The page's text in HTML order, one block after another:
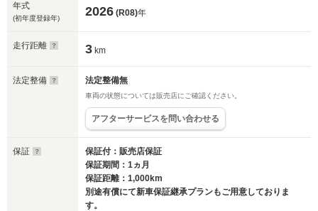
年式
(初年度登録年) 2026 (R08)年
走行距離 3 km
法定整備 法定整備無
車両の状態については販売店にご確認ください。
アフターサービスを問い合わせる
保証
保証付：販売店保証
保証期間：1ヵ月
保証距離：1,000km
別途有償にて新車保証継承プランもご用意しておりま
す。